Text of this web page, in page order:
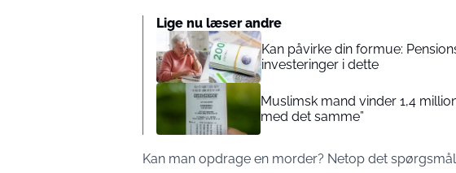
Lige nu læser andre
Kan påvirke din formue:
investeringer i dette
Muslimsk mand vinder 1,4
med det samme”
Kan man opdrage en morder? Netop det